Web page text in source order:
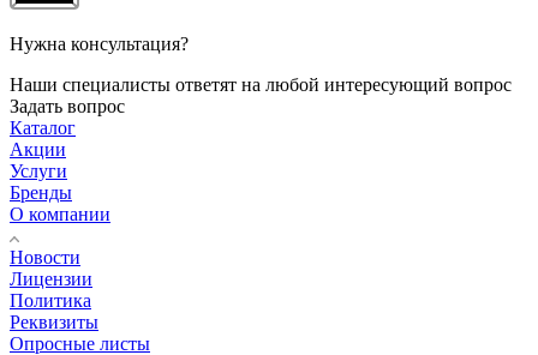
Нужна консультация?
Наши специалисты ответят на любой интересующий вопрос
Задать вопрос
Каталог
Акции
Услуги
Бренды
О компании
Новости
Лицензии
Политика
Реквизиты
Опросные листы